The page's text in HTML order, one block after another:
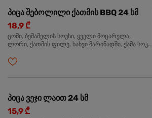
პიცა შებოლილი ქათმის BBQ 24 სმ
18,9 ₾
ცომი, ბეშამელის სოუსი, ყველი მოცარელა,
ლორი, ქათმის ფილე, ხახვი მარინადში, ქამა სოკო
პიცა ვეჯი ლაით 24 სმ
15,9 ₾